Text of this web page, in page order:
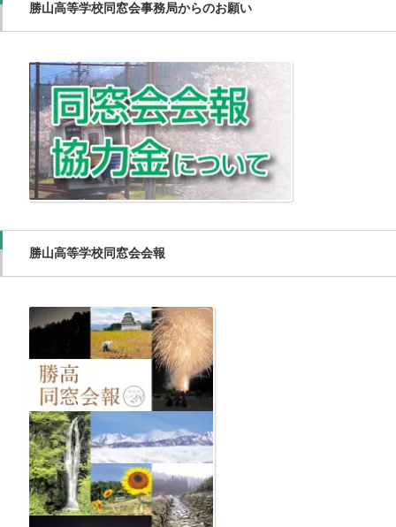
勝山高等学校同窓会事務局からのお願い
勝山高等学校同窓会会報